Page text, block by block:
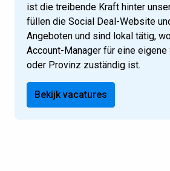
ist die treibende Kraft hinter
füllen die Social Deal-Website
Angeboten und sind lokal tätig,
Account-Manager für eine eigene
oder Provinz zuständig ist.
Bekijk vacatures